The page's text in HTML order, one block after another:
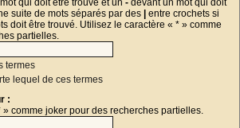
qui doit être trouvé et un - devant un mot qui doit
suite de mots séparés par des
entre crochets si
doit être trouvé. Utilisez le caractère « * » comme
partielles.
termes
lequel de ces termes
:
» comme joker pour des recherches partielles.